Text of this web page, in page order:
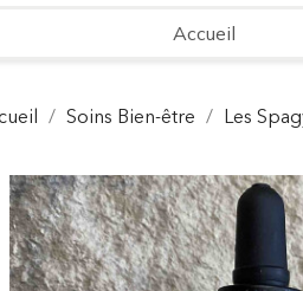
Accueil
Soins Bien-être Les